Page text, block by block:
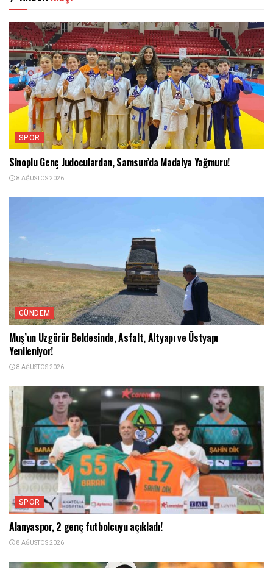
SPOR
Sinoplu Genç Judoculardan, Samsun’da Madalya Yağmuru!
8 AĞUSTOS 2026
GÜNDEM
Muş’un Uzgörür Beldesinde, Asfalt, Altyapı ve Üstyapı
Yenileniyor!
8 AĞUSTOS 2026
SPOR
Alanyaspor, 2 genç futbolcuyu açıkladı!
8 AĞUSTOS 2026